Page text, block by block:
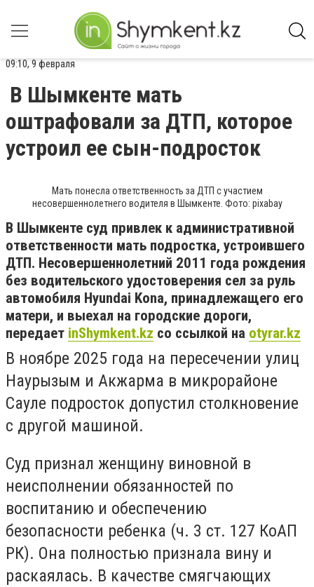
09:10, 9 февраля
В Шымкенте мать
оштрафовали за ДТП, которое
устроил ее сын-подросток
Мать понесла ответственность за ДТП с участием
несовершеннолетнего водителя в Шымкенте. Фото: pixabay
В Шымкенте суд привлек к административной
ответственности мать подростка, устроившего
ДТП. Несовершеннолетний 2011 года рождения
без водительского удостоверения сел за руль
автомобиля Hyundai Kona, принадлежащего его
матери, и выехал на городские дороги,
передает inShymkent.kz со ссылкой на otyrar.kz
В ноябре 2025 года на пересечении улиц
Наурызым и Акжарма в микрорайоне
Сауле подросток допустил столкновение
с другой машиной.
Суд признал женщину виновной в
неисполнении обязанностей по
воспитанию и обеспечению
безопасности ребенка (ч. 3 ст. 127 КоАП
РК). Она полностью признала вину и
раскаялась. В качестве смягчающих